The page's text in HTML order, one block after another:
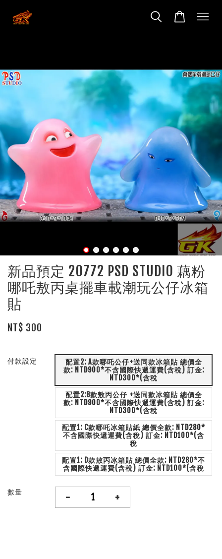
新品預定 20772 PSD STUDIO 藕粉
哪吒敖丙桌擺車載潮玩公仔冰箱
貼
NT$ 300
付款設定
配置2: A款哪吒公仔+送同款冰箱貼 總價全
款: NTD900*不含國際快遞運費(含稅) 訂金:
NTD300*(含稅
配置2:B款敖丙公仔 +送同款冰箱貼 總價全
款: NTD900*不含國際快遞運費(含稅) 訂金:
NTD300*(含稅
配置1: C款哪吒冰箱貼紙 總價全款: NTD280*
不含國際快遞運費(含稅) 訂金: NTD100*(含
稅
配置1: D款敖丙冰箱貼 總價全款: NTD280*不
含國際快遞運費(含稅) 訂金: NTD100*(含稅
數量 - +